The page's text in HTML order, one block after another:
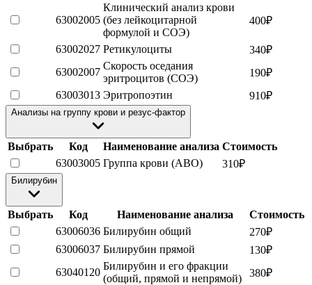
63002005
Клинический анализ крови
(без лейкоцитарной
формулой и СОЭ)
400₽
63002027 Ретикулоциты 340₽
63002007
Скорость оседания
эритроцитов (СОЭ)
190₽
63003013 Эритропоэтин 910₽
Анализы на группу крови и резус-фактор
Выбрать Код Наименование анализа Стоимость
63003005 Группа крови (ABO) 310₽
Билирубин
Выбрать Код Наименование анализа
Стоимость
63006036 Билирубин общий 270₽
63006037 Билирубин прямой 130₽
63040120
Билирубин и его фракции
(общий, прямой и непрямой)
380₽